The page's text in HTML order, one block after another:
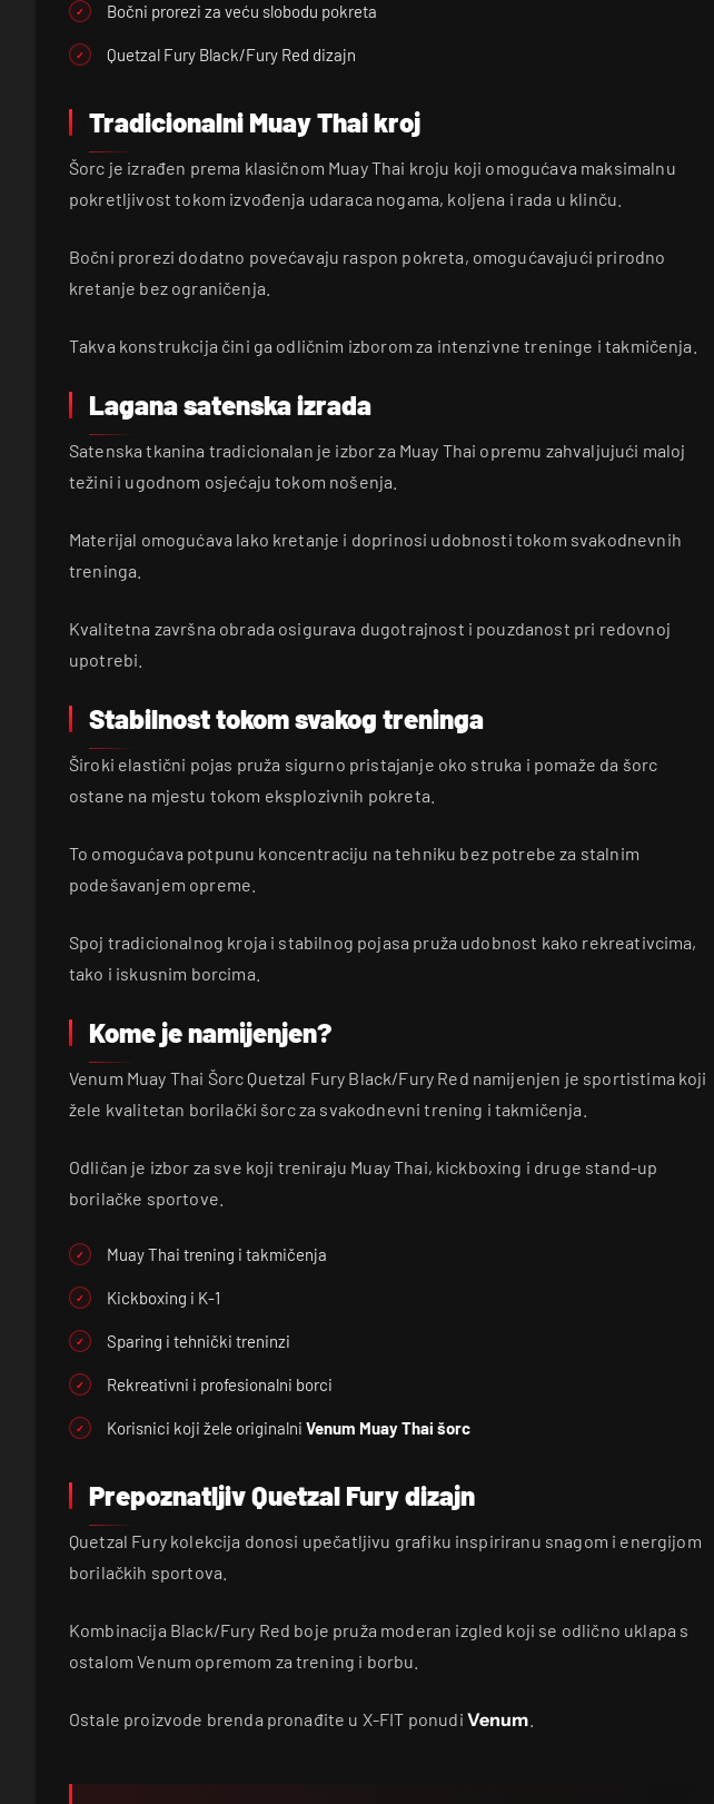
Bočni prorezi za veću slobodu pokreta
Quetzal Fury Black/Fury Red dizajn
Tradicionalni Muay Thai kroj
Šorc je izrađen prema klasičnom Muay Thai kroju koji omogućava maksimalnu
pokretljivost tokom izvođenja udaraca nogama, koljena i rada u klinču.
Bočni prorezi dodatno povećavaju raspon pokreta, omogućavajući prirodno
kretanje bez ograničenja.
Takva konstrukcija čini ga odličnim izborom za intenzivne treninge i takmičenja.
Lagana satenska izrada
Satenska tkanina tradicionalan je izbor za Muay Thai opremu zahvaljujući maloj
težini i ugodnom osjećaju tokom nošenja.
Materijal omogućava lako kretanje i doprinosi udobnosti tokom svakodnevnih
treninga.
Kvalitetna završna obrada osigurava dugotrajnost i pouzdanost pri redovnoj
upotrebi.
Stabilnost tokom svakog treninga
Široki elastični pojas pruža sigurno pristajanje oko struka i pomaže da šorc
ostane na mjestu tokom eksplozivnih pokreta.
To omogućava potpunu koncentraciju na tehniku bez potrebe za stalnim
podešavanjem opreme.
Spoj tradicionalnog kroja i stabilnog pojasa pruža udobnost kako rekreativcima,
tako i iskusnim borcima.
Kome je namijenjen?
Venum Muay Thai Šorc Quetzal Fury Black/Fury Red namijenjen je sportistima koji
žele kvalitetan borilački šorc za svakodnevni trening i takmičenja.
Odličan je izbor za sve koji treniraju Muay Thai, kickboxing i druge stand-up
borilačke sportove.
Muay Thai trening i takmičenja
Kickboxing i K-1
Sparing i tehnički treninzi
Rekreativni i profesionalni borci
Korisnici koji žele originalni Venum Muay Thai šorc
Prepoznatljiv Quetzal Fury dizajn
Quetzal Fury kolekcija donosi upečatljivu grafiku inspiriranu snagom i energijom
borilačkih sportova.
Kombinacija Black/Fury Red boje pruža moderan izgled koji se odlično uklapa s
ostalom Venum opremom za trening i borbu.
Ostale proizvode brenda pronađite u X-FIT ponudi Venum